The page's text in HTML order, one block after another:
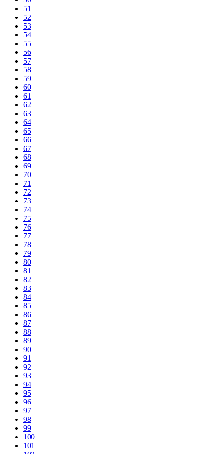
51
52
53
54
55
56
57
58
59
60
61
62
63
64
65
66
67
68
69
70
71
72
73
74
75
76
77
78
79
80
81
82
83
84
85
86
87
88
89
90
91
92
93
94
95
96
97
98
99
100
101